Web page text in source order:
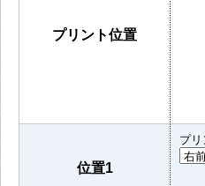
プリント位置
位置1
プ